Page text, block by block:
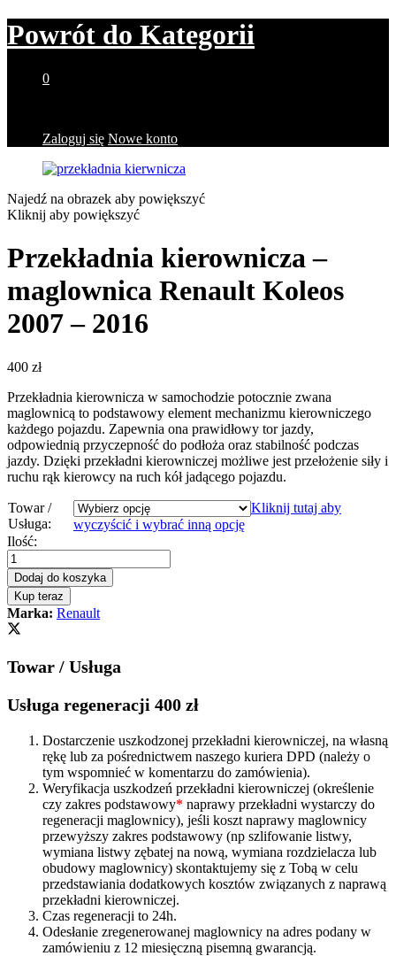
Powrót do Kategorii
0
Zaloguj się Nowe konto
Najedź na obrazek aby powiększyć
Kliknij aby powiększyć
Przekładnia kierownicza –
maglownica Renault Koleos
2007 – 2016
400 zł
Przekładnia kierownicza w samochodzie potocznie zwana
maglownicą to podstawowy element mechanizmu kierowniczego
każdego pojazdu. Zapewnia ona prawidłowy tor jazdy,
odpowiednią przyczepność do podłoża oraz stabilność podczas
jazdy. Dzięki przekładni kierowniczej możliwe jest przełożenie siły i
ruchu rąk kierowcy na ruch kół jadącego pojazdu.
Towar /
Usługa:
Kliknij tutaj aby
wyczyścić i wybrać inną opcję
Przekładnia
kierownicza
-
maglownica
Renault
Koleos
2007
2016
Ilość:
Dodaj do koszyka
Kup teraz
Marka: Renault
Towar / Usługa
Usługa regeneracji 400 zł
Dostarczenie uszkodzonej przekładni kierowniczej, na własną
rękę lub za pośrednictwem naszego kuriera DPD (należy o
tym wspomnieć w komentarzu do zamówienia).
Weryfikacja uszkodzeń przekładni kierowniczej (określenie
czy zakres podstawowy* naprawy przekładni wystarczy do
regeneracji maglownicy), jeśli koszt naprawy maglownicy
przewyższy zakres podstawowy (np szlifowanie listwy,
wymiana listwy zębatej na nową, wymiana rozdzielacza lub
obudowy maglownicy) skontaktujemy się z Tobą w celu
przedstawiania dodatkowych kosztów związanych z naprawą
przekładni kierowniczej.
Czas regeneracji to 24h.
Odesłanie zregenerowanej maglownicy na adres podany w
zamówieniu z 12 miesięczną pisemną gwarancją.